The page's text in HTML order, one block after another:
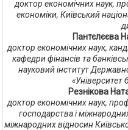
доктор економічних наук,
економіки, Київський
Пантєлєєва
доктор економічних наук,
кафедри фінансів та
науковий інститут
«Університет
Резнікова
доктор економічних наук,
господарства і
міжнародних відносин